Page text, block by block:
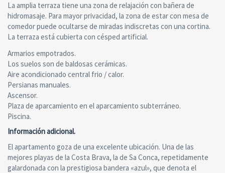
La amplia terraza tiene una zona de relajación con bañera de
hidromasaje. Para mayor privacidad, la zona de estar con mesa de
comedor puede ocultarse de miradas indiscretas con una cortina.
La terraza está cubierta con césped artificial.
Armarios empotrados.
Los suelos son de baldosas cerámicas.
Aire acondicionado central frio / calor.
Persianas manuales.
Ascensor.
Plaza de aparcamiento en el aparcamiento subterráneo.
Piscina.
Información adicional.
El apartamento goza de una excelente ubicación. Una de las
mejores playas de la Costa Brava, la de Sa Conca, repetidamente
galardonada con la prestigiosa bandera «azul», que denota el